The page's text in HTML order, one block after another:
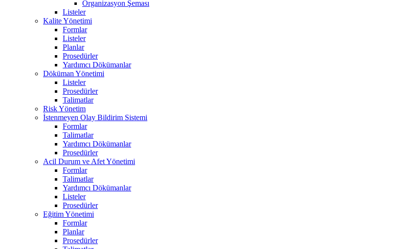
Organizasyon Şeması
Listeler
Kalite Yönetimi
Formlar
Listeler
Planlar
Prosedürler
Yardımcı Dökümanlar
Döküman Yönetimi
Listeler
Prosedürler
Talimatlar
Risk Yönetim
İstenmeyen Olay Bildirim Sistemi
Formlar
Talimatlar
Yardımcı Dökümanlar
Prosedürler
Acil Durum ve Afet Yönetimi
Formlar
Talimatlar
Yardımcı Dökümanlar
Listeler
Prosedürler
Eğitim Yönetimi
Formlar
Planlar
Prosedürler